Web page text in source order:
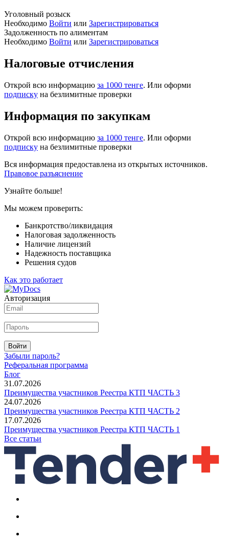
Уголовный розыск
Необходимо Войти или Зарегистрироваться
Задолженность по алиментам
Необходимо Войти или Зарегистрироваться
Налоговые отчисления
Открой всю информацию за 1000 тенге. Или оформи
подписку на безлимитные проверки
Информация по закупкам
Открой всю информацию за 1000 тенге. Или оформи
подписку на безлимитные проверки
Вся информация предоставлена из открытых источников.
Правовое разъяснение
Узнайте больше!
Мы можем проверить:
Банкротство/ликвидация
Налоговая задолженность
Наличие лицензий
Надежность поставщика
Решения судов
Как это работает
Авторизация
Войти
Забыли пароль?
Реферальная программа
Блог
31.07.2026
Преимущества участников Реестра КТП ЧАСТЬ 3
24.07.2026
Преимущества участников Реестра КТП ЧАСТЬ 2
17.07.2026
Преимущества участников Реестра КТП ЧАСТЬ 1
Все статьи